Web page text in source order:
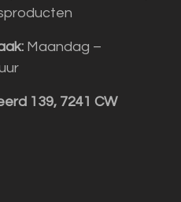
Maandag –
139, 7241 CW